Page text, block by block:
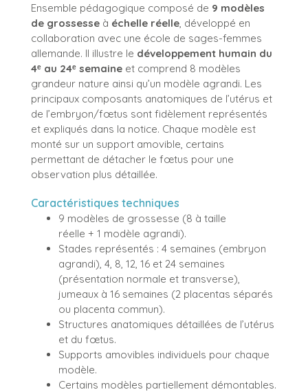
Ensemble pédagogique composé de 9 modèles
de grossesse à échelle réelle , développé en
collaboration avec une école de sages-femmes
allemande. Il illustre le développement humain du
4ᵉ au 24ᵉ semaine et comprend 8 modèles
grandeur nature ainsi qu’un modèle agrandi. Les
principaux composants anatomiques de l’utérus et
de l’embryon/fœtus sont fidèlement représentés
et expliqués dans la notice. Chaque modèle est
monté sur un support amovible, certains
permettant de détacher le fœtus pour une
observation plus détaillée.
Caractéristiques techniques
9 modèles de grossesse (8 à taille
réelle + 1 modèle agrandi).
Stades représentés : 4 semaines (embryon
agrandi), 4, 8, 12, 16 et 24 semaines
(présentation normale et transverse),
jumeaux à 16 semaines (2 placentas séparés
ou placenta commun).
Structures anatomiques détaillées de l’utérus
et du fœtus.
Supports amovibles individuels pour chaque
modèle.
Certains modèles partiellement démontables.